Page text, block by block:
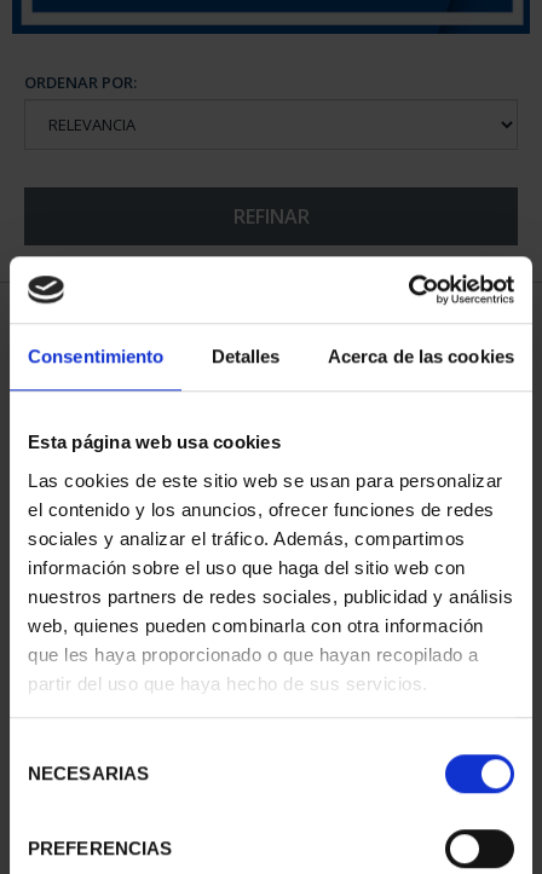
Consentimiento Detalles Acerca de las cookies
Esta página web usa cookies
Las cookies de este sitio web se usan para personalizar
el contenido y los anuncios, ofrecer funciones de redes
sociales y analizar el tráfico. Además, compartimos
información sobre el uso que haga del sitio web con
nuestros partners de redes sociales, publicidad y análisis
web, quienes pueden combinarla con otra información
que les haya proporcionado o que hayan recopilado a
partir del uso que haya hecho de sus servicios.
NECESARIAS
PREFERENCIAS
ORDENAR POR:
REFINAR
5 Productos encontrados
SUSCRIPCIÓN
CAPITALES DE
PROVINCIA 1
949,00 €
Sólo para usuarios
registrados
SUSCRIPCIÓN
CAPITALES DE
PROVINCIA 2
949,00 €
Sólo para usuarios
registrados